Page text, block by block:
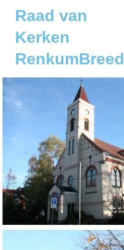
Raad van
Kerken
RenkumBreed